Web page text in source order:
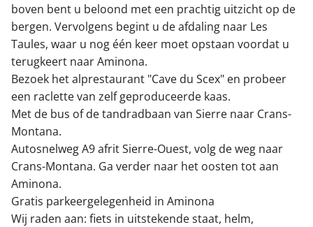
boven bent u beloond met een prachtig uitzicht op de
bergen. Vervolgens begint u de afdaling naar Les
Taules, waar u nog één keer moet opstaan voordat u
terugkeert naar Aminona.
Bezoek het alprestaurant "Cave du Scex" en probeer
een raclette van zelf geproduceerde kaas.
Met de bus of de tandradbaan van Sierre naar Crans-
Montana.
Autosnelweg A9 afrit Sierre-Ouest, volg de weg naar
Crans-Montana. Ga verder naar het oosten tot aan
Aminona.
Gratis parkeergelegenheid in Aminona
Wij raden aan: fiets in uitstekende staat, helm,